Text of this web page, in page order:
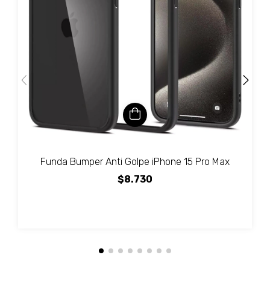
Funda Bumper Anti Golpe iPhone 15 Pro Max
$8.730